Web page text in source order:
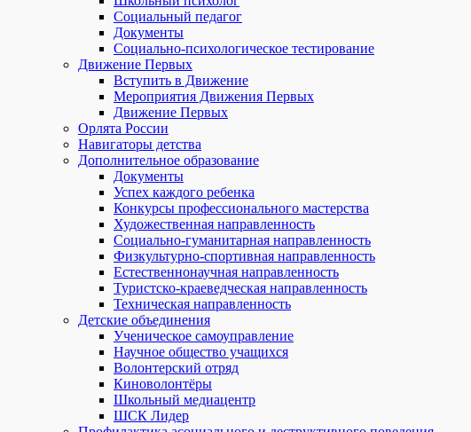
Социальный педагог
Документы
Социально-психологическое тестирование
Движение Первых
Вступить в Движение
Мероприятия Движения Первых
Движение Первых
Орлята России
Навигаторы детства
Дополнительное образование
Документы
Успех каждого ребенка
Конкурсы профессионального мастерства
Художественная направленность
Социально-гуманитарная направленность
Физкультурно-спортивная направленность
Естественнонаучная направленность
Туристско-краеведческая направленность
Техническая направленность
Детские объединения
Ученическое самоуправление
Научное общество учащихся
Волонтерский отряд
Киноволонтёры
Школьный медиацентр
ШСК Лидер